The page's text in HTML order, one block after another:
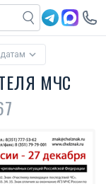
МЧС